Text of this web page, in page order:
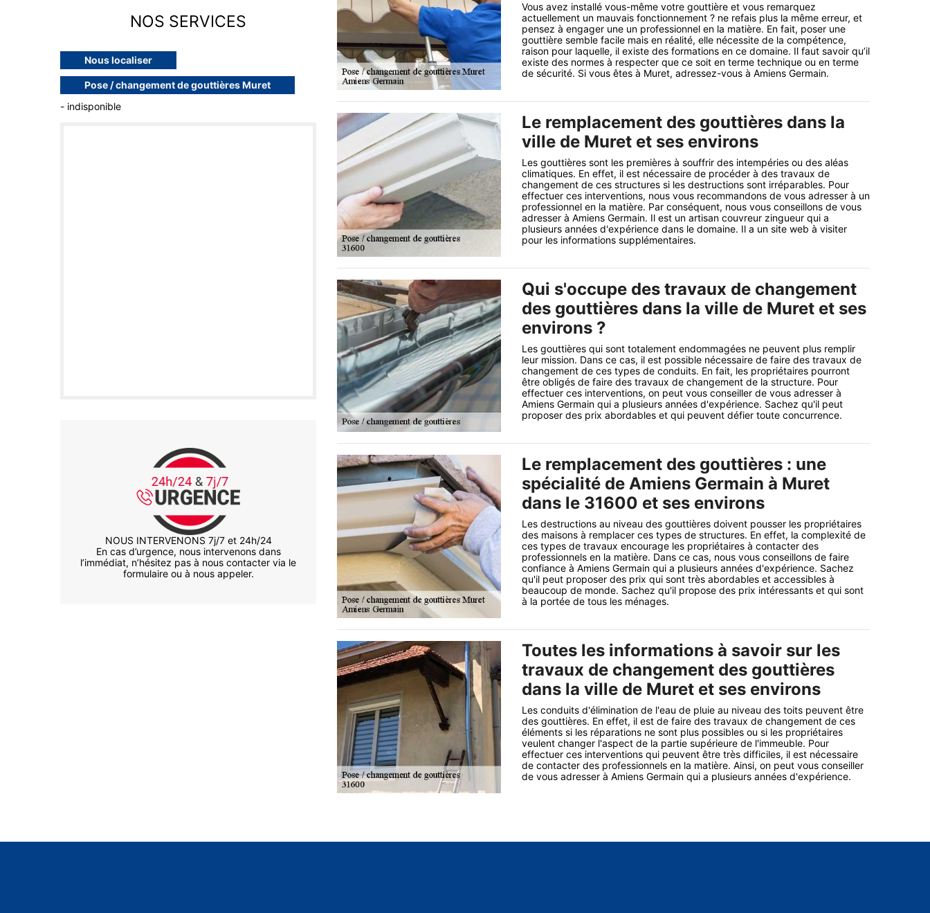
NOS SERVICES
Nous localiser
Pose / changement de gouttières Muret
- indisponible
NOUS INTERVENONS 7j/7 et 24h/24
En cas d’urgence, nous intervenons dans
l’immédiat, n’hésitez pas à nous contacter via le
formulaire ou à nous appeler.
Vous avez installé vous-même votre gouttière et vous remarquez
actuellement un mauvais fonctionnement ? ne refais plus la même erreur, et
pensez à engager une un professionnel en la matière. En fait, poser une
gouttière semble facile mais en réalité, elle nécessite de la compétence,
raison pour laquelle, il existe des formations en ce domaine. Il faut savoir qu’il
existe des normes à respecter que ce soit en terme technique ou en terme
de sécurité. Si vous êtes à Muret, adressez-vous à Amiens Germain.
Le remplacement des gouttières dans la
ville de Muret et ses environs
Les gouttières sont les premières à souffrir des intempéries ou des aléas
climatiques. En effet, il est nécessaire de procéder à des travaux de
changement de ces structures si les destructions sont irréparables. Pour
effectuer ces interventions, nous vous recommandons de vous adresser à un
professionnel en la matière. Par conséquent, nous vous conseillons de vous
adresser à Amiens Germain. Il est un artisan couvreur zingueur qui a
plusieurs années d'expérience dans le domaine. Il a un site web à visiter
pour les informations supplémentaires.
Qui s'occupe des travaux de changement
des gouttières dans la ville de Muret et ses
environs ?
Les gouttières qui sont totalement endommagées ne peuvent plus remplir
leur mission. Dans ce cas, il est possible nécessaire de faire des travaux de
changement de ces types de conduits. En fait, les propriétaires pourront
être obligés de faire des travaux de changement de la structure. Pour
effectuer ces interventions, on peut vous conseiller de vous adresser à
Amiens Germain qui a plusieurs années d'expérience. Sachez qu'il peut
proposer des prix abordables et qui peuvent défier toute concurrence.
Le remplacement des gouttières : une
spécialité de Amiens Germain à Muret
dans le 31600 et ses environs
Les destructions au niveau des gouttières doivent pousser les propriétaires
des maisons à remplacer ces types de structures. En effet, la complexité de
ces types de travaux encourage les propriétaires à contacter des
professionnels en la matière. Dans ce cas, nous vous conseillons de faire
confiance à Amiens Germain qui a plusieurs années d'expérience. Sachez
qu'il peut proposer des prix qui sont très abordables et accessibles à
beaucoup de monde. Sachez qu'il propose des prix intéressants et qui sont
à la portée de tous les ménages.
Toutes les informations à savoir sur les
travaux de changement des gouttières
dans la ville de Muret et ses environs
Les conduits d'élimination de l'eau de pluie au niveau des toits peuvent être
des gouttières. En effet, il est de faire des travaux de changement de ces
éléments si les réparations ne sont plus possibles ou si les propriétaires
veulent changer l'aspect de la partie supérieure de l'immeuble. Pour
effectuer ces interventions qui peuvent être très difficiles, il est nécessaire
de contacter des professionnels en la matière. Ainsi, on peut vous conseiller
de vous adresser à Amiens Germain qui a plusieurs années d'expérience.